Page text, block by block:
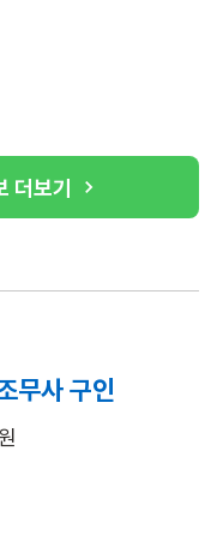
더보기
무사 구인